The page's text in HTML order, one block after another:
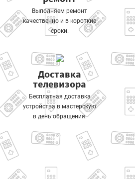
Выполняем ремонт
качественно и в короткие
сроки.
Доставка
телевизора
Бесплатная доставка
устройства в мастерскую
в день обращения.